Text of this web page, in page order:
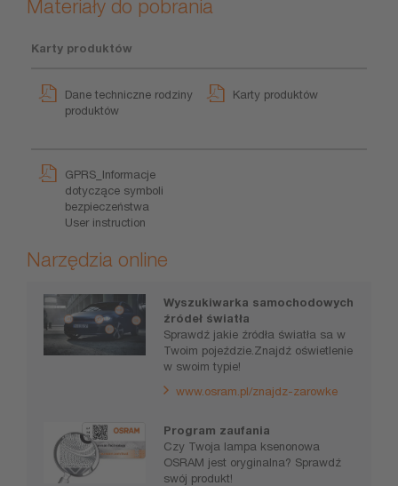
Materiały do pobrania
Karty produktów
Dane techniczne rodziny
produktów
Karty produktów
GPRS_Informacje
dotyczące symboli
bezpieczeństwa
User instruction
Narzędzia online
Wyszukiwarka samochodowych
źródeł światła
Sprawdź jakie źródła światła sa w
Twoim pojeździe.Znajdź oświetlenie
w swoim typie!
www.osram.pl/znajdz-zarowke
Program zaufania
Czy Twoja lampa ksenonowa
OSRAM jest oryginalna? Sprawdź
swój produkt!